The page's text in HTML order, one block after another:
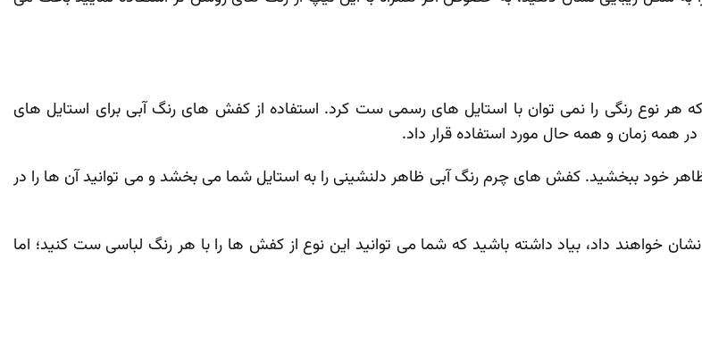
هر نوع رنگی را نمی توان با استایل های رسمی ست کرد. استفاده از کفش ‌های رنگ آبی برای استایل ‌های
همه زمان و همه حال مورد استفاده قرار داد.
خود ببخشید. کفش‌ های چرم رنگ آبی ظاهر دلنشینی را به استایل شما می‌ بخشد و می‌ توانید آن‌ ها را در
خواهند داد، بیاد داشته باشید که شما می‌ توانید این نوع از کفش‌ ها را با هر رنگ لباسی ست کنید؛ اما